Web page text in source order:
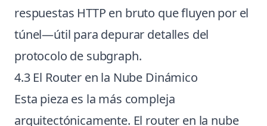
respuestas HTTP en bruto que fluyen por el
túnel—útil para depurar detalles del
protocolo de subgraph.
4.3 El Router en la Nube Dinámico
Esta pieza es la más compleja
arquitectónicamente. El router en la nube